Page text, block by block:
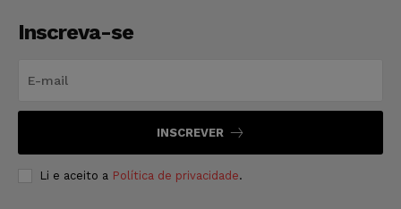
Inscreva-se
INSCREVER
Li e aceito a Política de privacidade.